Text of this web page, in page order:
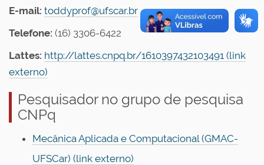
E-mail: toddyprof@ufscar.br
Telefone: (16) 3306-6422
Lattes: http://lattes.cnpq.br/1610397432103491 (link
externo)
Pesquisador no grupo de pesquisa
CNPq
Mecânica Aplicada e Computacional (GMAC-
UFSCar) (link externo)